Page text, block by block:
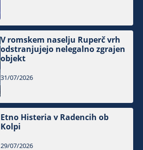
V romskem naselju Ruperč vrh
odstranjujejo nelegalno zgrajen
objekt
31/07/2026
Etno Histeria v Radencih ob
Kolpi
29/07/2026